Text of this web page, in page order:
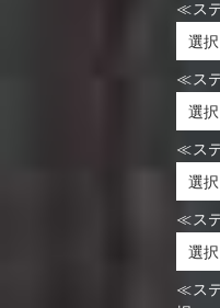
≪ス
≪ス
≪ス
≪ス
≪ス